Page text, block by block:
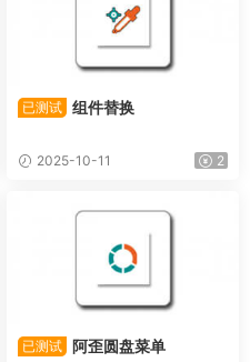
已测试 组件替换
2025-10-11 2
已测试 阿歪圆盘菜单